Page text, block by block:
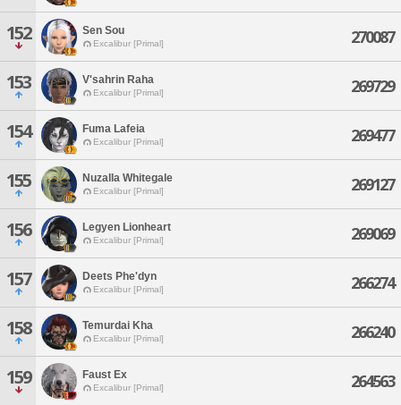
152 Sen Sou
Excalibur [Primal] 270087
153 V'sahrin Raha
Excalibur [Primal] 269729
154 Fuma Lafeia
Excalibur [Primal] 269477
155 Nuzalla Whitegale
Excalibur [Primal] 269127
156 Legyen Lionheart
Excalibur [Primal] 269069
157 Deets Phe'dyn
Excalibur [Primal] 266274
158 Temurdai Kha
Excalibur [Primal] 266240
159 Faust Ex
Excalibur [Primal] 264563